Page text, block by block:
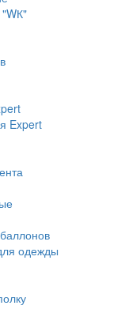
"WК"
Expert
одежды